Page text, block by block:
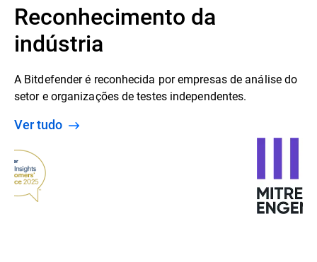
Reconhecimento da
indústria
A Bitdefender é reconhecida por empresas de análise do
setor e organizações de testes independentes.
Ver tudo